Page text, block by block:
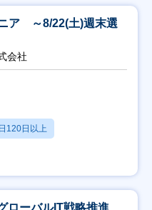
ア ～8/22(土)週末選
会社
120日以上
ローバルIT戦略推進